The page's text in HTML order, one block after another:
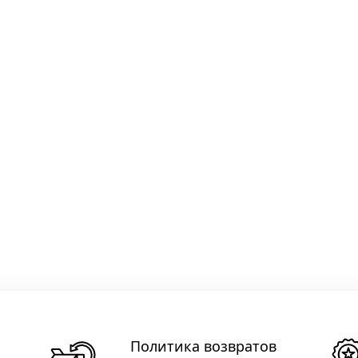
Политика возвратов